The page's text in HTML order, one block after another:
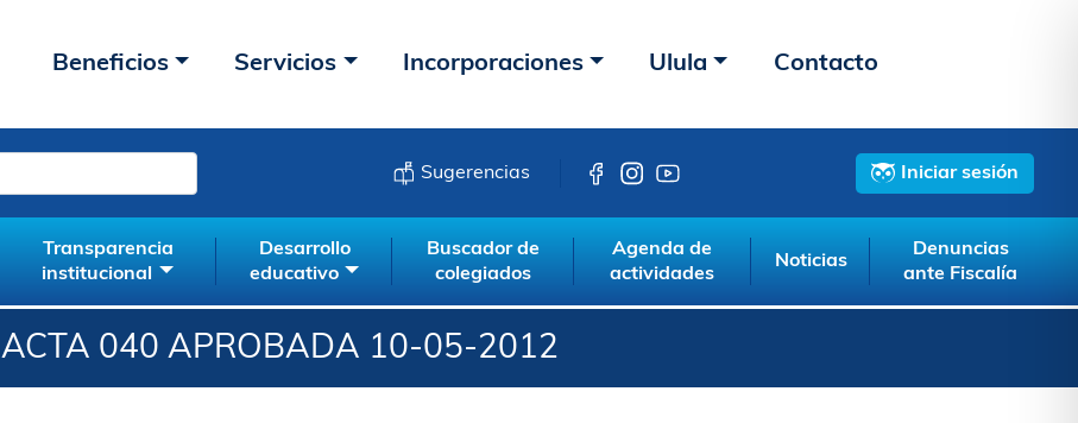
Beneficios Servicios Incorporaciones Ulula Contacto
Sugerencias Iniciar sesión
Transparencia
institucional
Desarrollo
educativo
Buscador de
colegiados
Agenda de
actividades
Noticias
Denuncias
ante Fiscalía
ACTA 040 APROBADA 10-05-2012